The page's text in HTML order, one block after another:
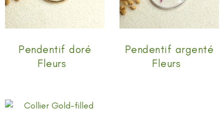
Pendentif doré
Fleurs
Pendentif argenté
Fleurs